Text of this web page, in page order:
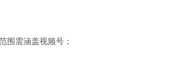
围需涵盖视频号；